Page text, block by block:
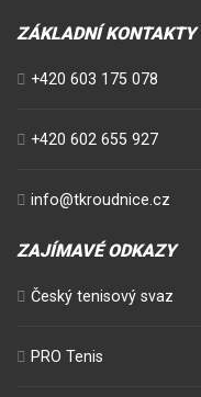
ZÁKLADNÍ KONTAKTY
+420 603 175 078
+420 602 655 927
info@tkroudnice.cz
ZAJÍMAVÉ ODKAZY
Český tenisový svaz
PRO Tenis